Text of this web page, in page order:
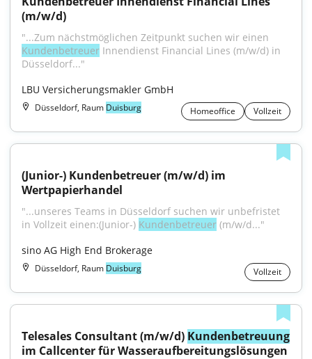
(m/w/d)
Kundenbetreuer Innendienst Financial Lines (m/w/d) in
Düsseldorf..."
LBU Versicherungsmakler GmbH
Düsseldorf, Raum Duisburg Homeoffice Vollzeit
(Junior-) Kundenbetreuer (m/w/d) im
Wertpapierhandel
"...unseres Teams in Düsseldorf suchen wir unbefristet
in Vollzeit einen:(Junior-) Kundenbetreuer (m/w/d..."
sino AG High End Brokerage
Düsseldorf, Raum Duisburg Vollzeit
Telesales Consultant (m/w/d) Kundenbetreuung
im Callcenter für Wasseraufbereitungslösungen